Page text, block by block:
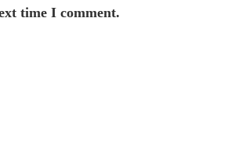
time I comment.